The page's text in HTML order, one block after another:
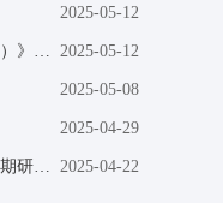
2025-05-12
​2025年秋《学术规范与论文写作（管工）》调课通知 2025-05-12
2025-05-08
2025-04-29
管理学院2025年研究生赴港澳台地区短期研修项目申报通知 2025-04-22